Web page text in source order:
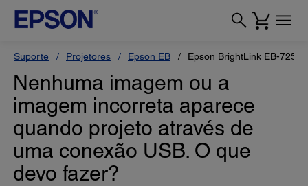
Suporte Projetores Epson EB Epson BrightLink EB-725Wi
Nenhuma imagem ou a
imagem incorreta aparece
quando projeto através de
uma conexão USB. O que
devo fazer?